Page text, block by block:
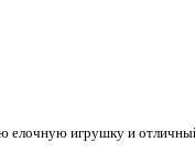
елочную игрушку и